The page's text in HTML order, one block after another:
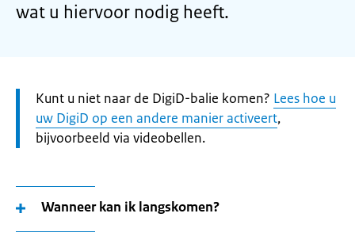
wat u hiervoor nodig heeft.
Let
op:
Kunt u niet naar de DigiD-balie komen? Lees hoe u
uw DigiD op een andere manier activeert,
bijvoorbeeld via videobellen.
Wanneer kan ik langskomen?